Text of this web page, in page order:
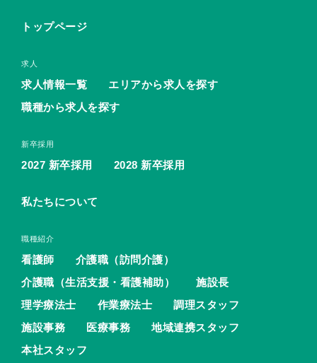
トップページ
求人
求人情報一覧
エリアから求人を探す
職種から求人を探す
新卒採用
2027 新卒採用 2028 新卒採用
私たちについて
職種紹介
看護師
介護職（訪問介護）
介護職（生活支援・看護補助）
施設長
理学療法士
作業療法士
調理スタッフ
施設事務
医療事務
地域連携スタッフ
本社スタッフ